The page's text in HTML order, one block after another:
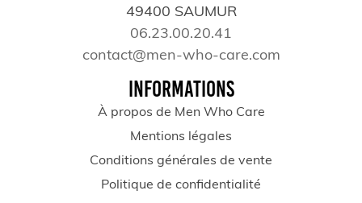
49400 SAUMUR
06.23.00.20.41
contact@men-who-care.com
INFORMATIONS
À propos de Men Who Care
Mentions légales
Conditions générales de vente
Politique de confidentialité